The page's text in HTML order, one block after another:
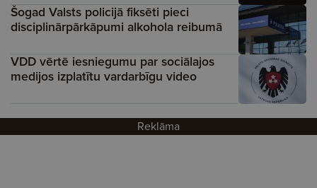
Šogad Valsts policijā fiksēti pieci
disciplinārpārkāpumi alkohola reibumā
VDD vērtē iesniegumu par sociālajos
medijos izplatītu vardarbīgu video
Reklāma